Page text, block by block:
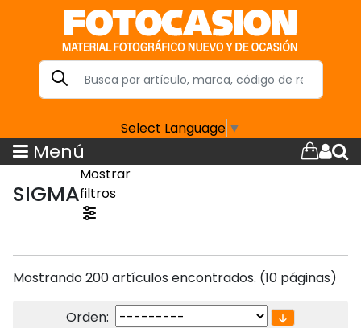
Select Language ▼
Menú
SIGMA
Mostrar
filtros
Mostrando 200 artículos encontrados. (10 páginas)
Orden: